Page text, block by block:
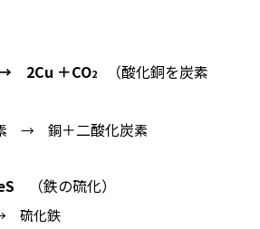
2Cu ＋CO2
（酸化銅を炭素
→ 銅＋二酸化炭素
（鉄の硫化）
硫化鉄